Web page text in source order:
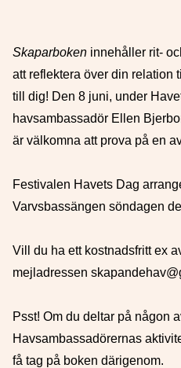
Skaparboken innehåller rit-
att reflektera över din relation
till dig! Den 8 juni, under
havsambassadör Ellen
är välkomna att prova på en
Festivalen Havets Dag
Varvsbassängen söndagen
Vill du ha ett kostnadsfritt ex
mejladressen
Psst! Om du deltar på någon
Havsambassadörernas
få tag på boken därigenom.